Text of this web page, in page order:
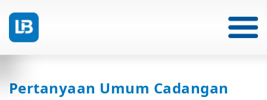
Pertanyaan Umum Cadangan